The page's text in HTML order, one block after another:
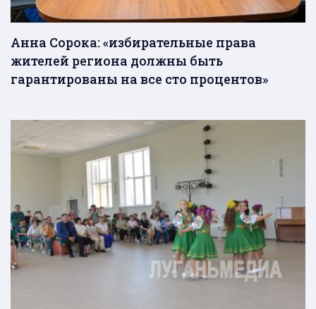
Анна Сорока: «избирательные права
жителей региона должны быть
гарантированы на все сто процентов»